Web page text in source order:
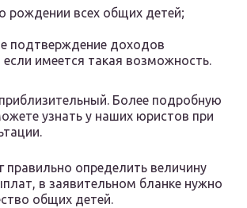
рождении всех общих детей;
подтверждение доходов
имеется такая возможность.
Более подробную
узнать у наших юристов при
правильно определить величину
в заявительном бланке нужно
общих детей.